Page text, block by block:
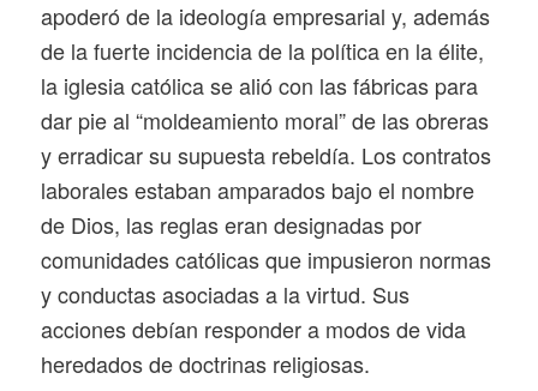
apoderó de la ideología empresarial y, además
de la fuerte incidencia de la política en la élite,
la iglesia católica se alió con las fábricas para
dar pie al “moldeamiento moral” de las obreras
y erradicar su supuesta rebeldía. Los contratos
laborales estaban amparados bajo el nombre
de Dios, las reglas eran designadas por
comunidades católicas que impusieron normas
y conductas asociadas a la virtud. Sus
acciones debían responder a modos de vida
heredados de doctrinas religiosas.